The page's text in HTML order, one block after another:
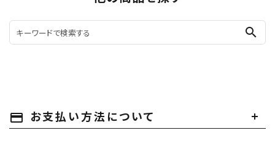
search
payment お支払い方法について